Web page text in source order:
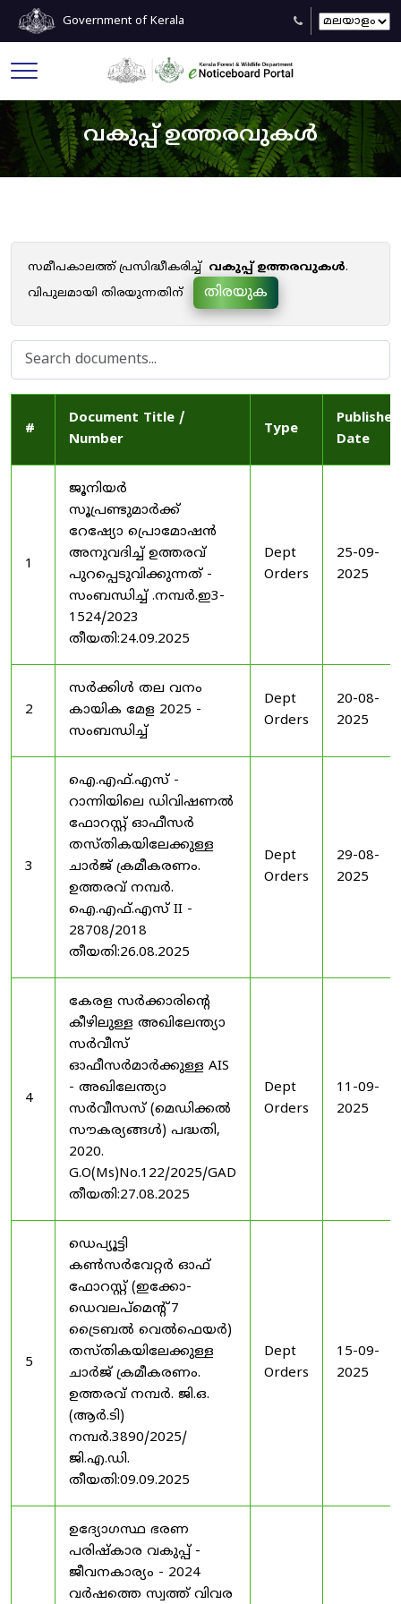
Government of Kerala
വകുപ്പ് ഉത്തരവുകൾ
സമീപകാലത്ത് പ്രസിദ്ധീകരിച്ച് വകുപ്പ് ഉത്തരവുകൾ.
വിപുലമായി തിരയുന്നതിന്
തിരയുക
#
Document Title /
Number
Type
Published
Date
1
ജൂനിയർ
സൂപ്രണ്ടുമാർക്ക്
റേഷ്യോ പ്രൊമോഷൻ
അനുവദിച്ച് ഉത്തരവ്
പുറപ്പെടുവിക്കുന്നത് -
സംബന്ധിച്ച് .നമ്പർ.ഇ3-
1524/2023
തീയതി:24.09.2025
Dept
Orders
25-09-
2025
2
സർക്കിൾ തല വനം
കായിക മേള 2025 -
സംബന്ധിച്ച്
Dept
Orders
20-08-
2025
3
ഐ.എഫ്.എസ് -
റാന്നിയിലെ ഡിവിഷണൽ
ഫോറസ്റ്റ് ഓഫീസർ
തസ്തികയിലേക്കുള്ള
ചാർജ് ക്രമീകരണം.
ഉത്തരവ് നമ്പർ.
ഐ.എഫ്.എസ് II -
28708/2018
തീയതി:26.08.2025
Dept
Orders
29-08-
2025
4
കേരള സർക്കാരിന്റെ
കീഴിലുള്ള അഖിലേന്ത്യാ
സർവീസ്
ഓഫീസർമാർക്കുള്ള AIS
- അഖിലേന്ത്യാ
സർവീസസ് (മെഡിക്കൽ
സൗകര്യങ്ങൾ) പദ്ധതി,
2020.
G.O(Ms)No.122/2025/GAD
തീയതി:27.08.2025
Dept
Orders
11-09-
2025
5
ഡെപ്യൂട്ടി
കൺസർവേറ്റർ ഓഫ്
ഫോറസ്റ്റ് (ഇക്കോ-
ഡെവലപ്മെന്റ് 7
ട്രൈബൽ വെൽഫെയർ)
തസ്തികയിലേക്കുള്ള
ചാർജ് ക്രമീകരണം.
ഉത്തരവ് നമ്പർ. ജി.ഒ.
(ആർ.ടി)
നമ്പർ.3890/2025/
ജി.എ.ഡി.
തീയതി:09.09.2025
Dept
Orders
15-09-
2025
ഉദ്യോഗസ്ഥ ഭരണ
പരിഷ്കാര വകുപ്പ് -
ജീവനകാര്യം - 2024
വർഷത്തെ സ്വത്ത് വിവര